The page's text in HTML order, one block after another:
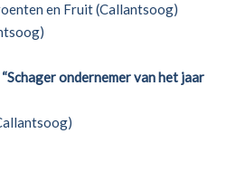
en Fruit (Callantsoog)
ondernemer van het jaar